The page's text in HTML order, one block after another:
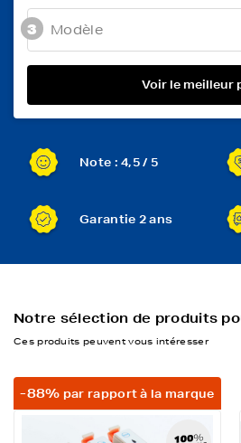
3 Modèle
Voir le meilleur
Note : 4,5 / 5
Garantie 2 ans
Notre sélection de produits
Ces produits peuvent vous intéresser
-88% par rapport à la marque